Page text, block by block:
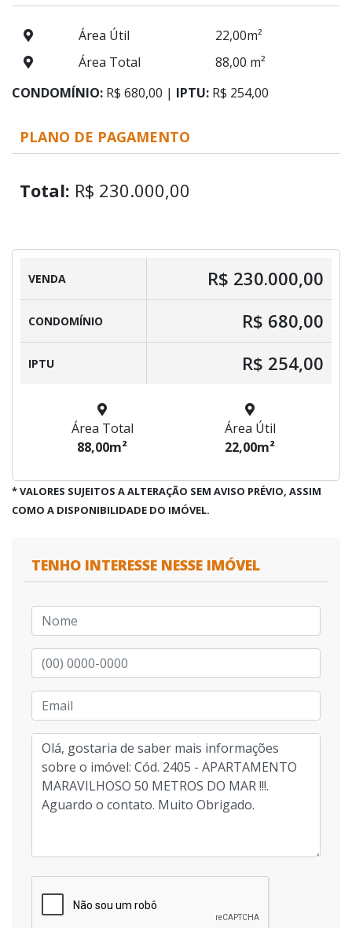
Área Útil
22,00m²
Área Total
88,00 m²
CONDOMÍNIO: R$ 680,00 | IPTU: R$ 254,00
PLANO DE PAGAMENTO
Total: R$ 230.000,00
VENDA R$ 230.000,00
CONDOMÍNIO R$ 680,00
IPTU R$ 254,00
Área Total
88,00m²
Área Útil
22,00m²
* VALORES SUJEITOS A ALTERAÇÃO SEM AVISO PRÉVIO, ASSIM
COMO A DISPONIBILIDADE DO IMÓVEL.
TENHO INTERESSE NESSE IMÓVEL